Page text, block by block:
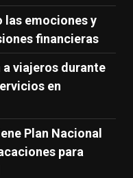
emociones y
financieras
viajeros durante
en
Plan Nacional
para